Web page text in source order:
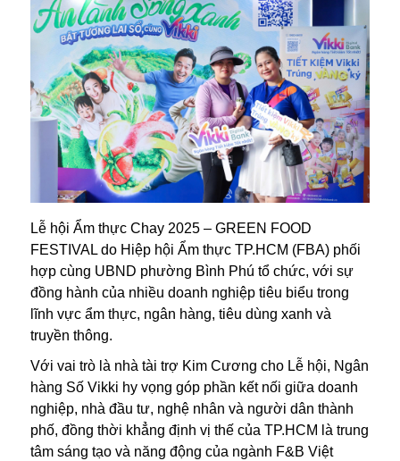
Lễ hội Ẩm thực Chay 2025 – GREEN FOOD
FESTIVAL do Hiệp hội Ẩm thực TP.HCM (FBA) phối
hợp cùng UBND phường Bình Phú tổ chức, với sự
đồng hành của nhiều doanh nghiệp tiêu biểu trong
lĩnh vực ẩm thực, ngân hàng, tiêu dùng xanh và
truyền thông.
Với vai trò là nhà tài trợ Kim Cương cho Lễ hội, Ngân
hàng Số Vikki hy vọng góp phần kết nối giữa doanh
nghiệp, nhà đầu tư, nghệ nhân và người dân thành
phố, đồng thời khẳng định vị thế của TP.HCM là trung
tâm sáng tạo và năng động của ngành F&B Việt